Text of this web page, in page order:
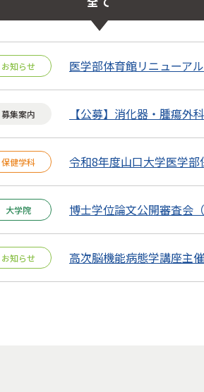
お知らせ 医学部体育館リニューア
募集案内 【公募】消化器・腫瘍外
保健学科 令和8年度山口大学医学部
大学院 博士学位論文公開審査会（
お知らせ 高次脳機能病態学講座主